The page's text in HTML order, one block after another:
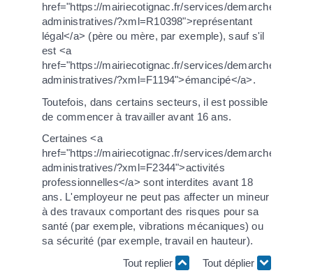
href="https://mairiecotignac.fr/services/demarches-
administratives/?xml=R10398">représentant
légal</a> (père ou mère, par exemple), sauf s'il
est <a
href="https://mairiecotignac.fr/services/demarches-
administratives/?xml=F1194">émancipé</a>.
Toutefois, dans certains secteurs, il est possible
de commencer à travailler avant 16 ans.
Certaines <a
href="https://mairiecotignac.fr/services/demarches-
administratives/?xml=F2344">activités
professionnelles</a> sont interdites avant 18
ans. L'employeur ne peut pas affecter un mineur
à des travaux comportant des risques pour sa
santé (par exemple, vibrations mécaniques) ou
sa sécurité (par exemple, travail en hauteur).
Tout replier
Tout déplier